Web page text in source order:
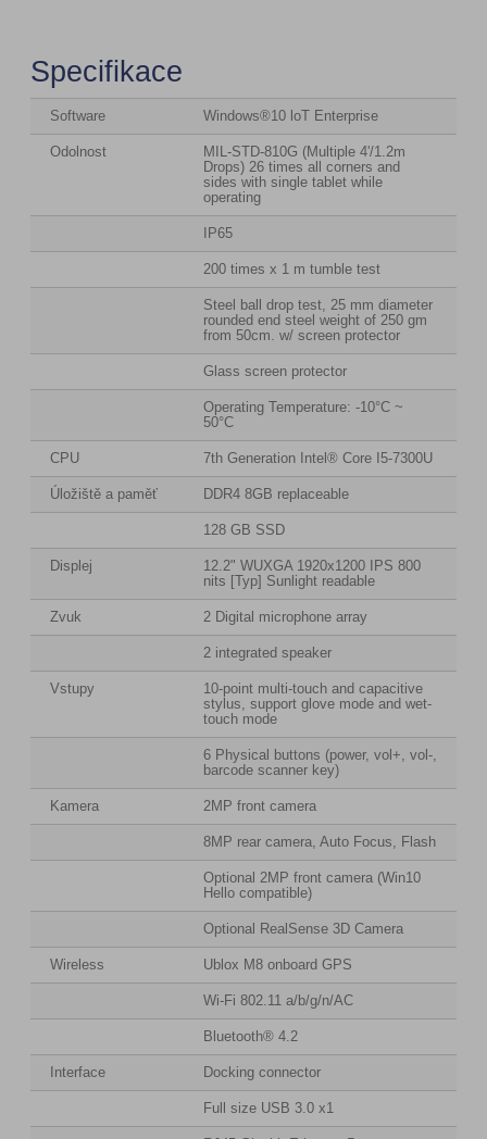
Specifikace
Software Windows®10 loT Enterprise
Odolnost
MIL-STD-810G (Multiple 4'/1.2m
Drops) 26 times all corners and
sides with single tablet while
operating
IP65
200 times x 1 m tumble test
Steel ball drop test, 25 mm diameter
rounded end steel weight of 250 gm
from 50cm. w/ screen protector
Glass screen protector
Operating Temperature: -10°C ~
50°C
CPU 7th Generation Intel® Core I5-7300U
Úložiště a paměť DDR4 8GB replaceable
128 GB SSD
Displej
12.2" WUXGA 1920x1200 IPS 800
nits [Typ] Sunlight readable
Zvuk 2 Digital microphone array
2 integrated speaker
Vstupy
10-point multi-touch and capacitive
stylus, support glove mode and wet-
touch mode
6 Physical buttons (power, vol+, vol-,
barcode scanner key)
Kamera 2MP front camera
8MP rear camera, Auto Focus, Flash
Optional 2MP front camera (Win10
Hello compatible)
Optional RealSense 3D Camera
Wireless Ublox M8 onboard GPS
Wi-Fi 802.11 a/b/g/n/AC
Bluetooth® 4.2
Interface Docking connector
Full size USB 3.0 x1